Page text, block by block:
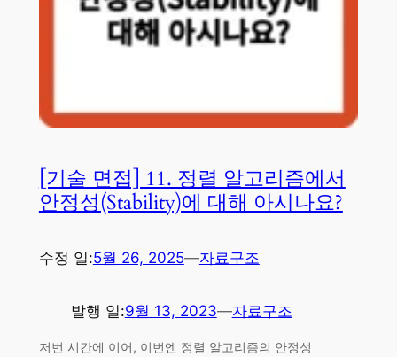
[기술 면접] 11. 정렬 알고리즘에서
안정성(Stability)에 대해 아시나요?
수정 일:5월 26, 2025—자료구조
발행 일:9월 13, 2023—자료구조
저번 시간에 이어, 이번엔 정렬 알고리즘의 안정성